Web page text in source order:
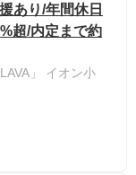
あり/年間休日
超/内定まで約
」 イオン小